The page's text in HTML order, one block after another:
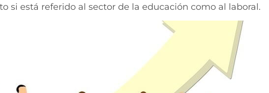
si está referido al sector de la educación como al laboral.